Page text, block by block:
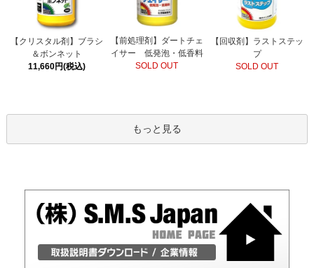
【クリスタル剤】ブラシ
＆ボンネット
11,660円(税込)
【前処理剤】ダートチェ
イサー 低発泡・低香料
SOLD OUT
【回収剤】ラストステッ
プ
SOLD OUT
もっと見る